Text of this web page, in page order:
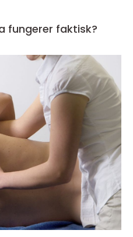
hva fungerer faktisk?